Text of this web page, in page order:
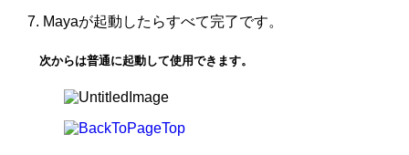
7. Mayaが起動したらすべて完了です。
次からは普通に起動して使用できます。